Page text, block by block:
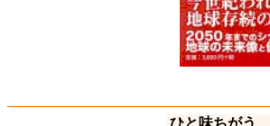
ひと味ちがう